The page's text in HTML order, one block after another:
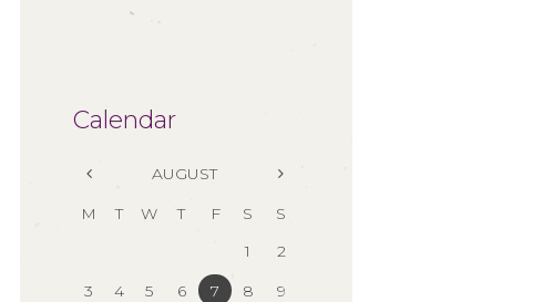
Calendar
AUGUST
M
T W T F S
S
1
2
3
4 5 6 7 8
9